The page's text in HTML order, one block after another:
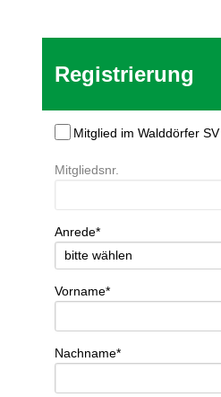
Registrierung
Mitglied im Walddörfer SV
Mitgliedsnr.
Anrede*
Vorname*
Nachname*